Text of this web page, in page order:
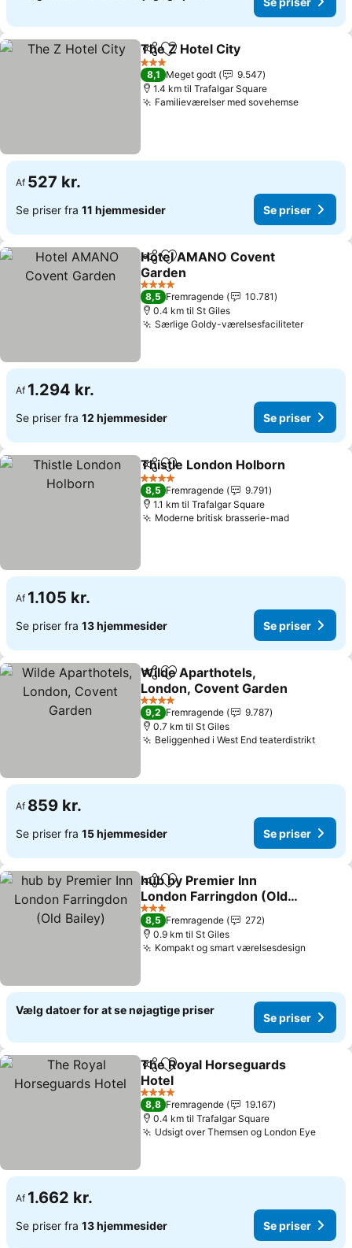
Del Føj til favoritter
The Z Hotel City
3 Stjerner
8,1 Meget godt
9.547
1.4 km til Trafalgar Square
Familieværelser med sovehemse
Af 527 kr.
Se priser fra 11 hjemmesider Se priser
Del Føj til favoritter
Hotel AMANO Covent
Garden
4 Stjerner
8,5 Fremragende
10.781
0.4 km til St Giles
Særlige Goldy-værelsesfaciliteter
Af 1.294 kr.
Se priser fra 12 hjemmesider Se priser
Del Føj til favoritter
Thistle London Holborn
4 Stjerner
8,5 Fremragende
9.791
1.1 km til Trafalgar Square
Moderne britisk brasserie-mad
Af 1.105 kr.
Se priser fra 13 hjemmesider Se priser
Del Føj til favoritter
Wilde Aparthotels,
London, Covent Garden
4 Stjerner
9,2 Fremragende
9.787
0.7 km til St Giles
Beliggenhed i West End teaterdistrikt
Af 859 kr.
Se priser fra 15 hjemmesider Se priser
Del Føj til favoritter
hub by Premier Inn
London Farringdon (Old
Bailey)
3 Stjerner
8,5 Fremragende
272
0.9 km til St Giles
Kompakt og smart værelsesdesign
Vælg datoer for at se nøjagtige priser
Se priser
Del Føj til favoritter
The Royal Horseguards
Hotel
4 Stjerner
8,8 Fremragende
19.167
0.4 km til Trafalgar Square
Udsigt over Themsen og London Eye
Af 1.662 kr.
Se priser fra 13 hjemmesider Se priser